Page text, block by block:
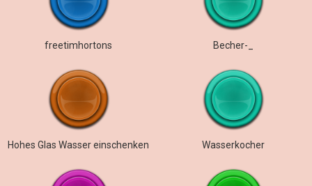
freetimhortons Becher-_
Hohes Glas Wasser einschenken Wasserkocher